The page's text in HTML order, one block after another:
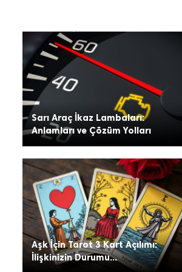
Sarı Araç İkaz Lambaları:
Anlamları ve Çözüm Yolları
Aşk İçin Tarot 3 Kart Açılımı:
İlişkinizin Durumu...